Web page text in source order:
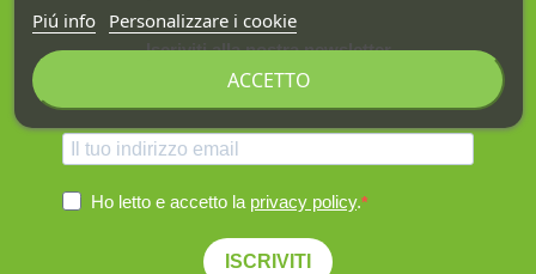
Iscriviti alla nostra newsletter
Ho letto e accetto la privacy policy.
ISCRIVITI
Piú info
Personalizzare i cookie
ACCETTO